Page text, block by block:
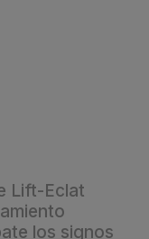
Lift-Eclat
los signos